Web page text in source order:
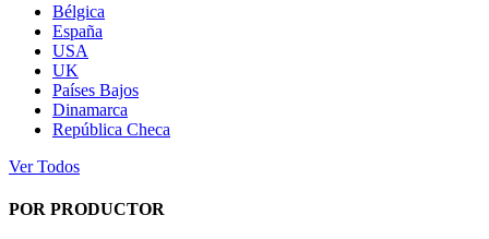
Bélgica
España
USA
UK
Países Bajos
Dinamarca
República Checa
Ver Todos
POR PRODUCTOR